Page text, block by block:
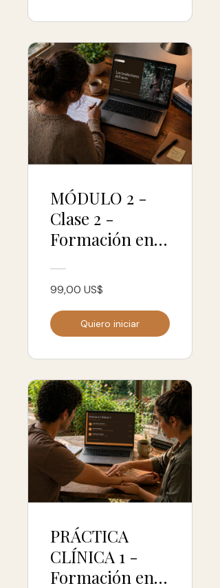
MÓDULO 2 -
Clase 2 -
Formación en
del Tacto 2026
99,00 US$
Quiero iniciar
PRÁCTICA
CLÍNICA 1 -
Formación en